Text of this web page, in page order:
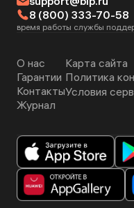
страховщику. Это
договоре страхования.
8 (800) 333-70-58
время работы службы
О нас
Гарантии
Контакты
Журнал
Карта сайта
Политика
Условия